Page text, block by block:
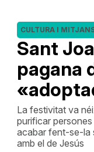
Sant
pagana
CULTURA I
La festivitat va
purificar
acabar fent-se-la
amb el de Jesús